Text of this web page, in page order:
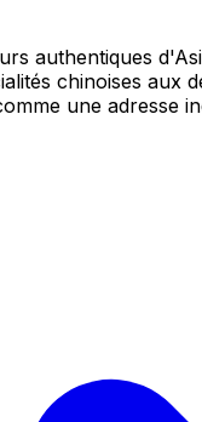
authentiques
chinoises
une adresse